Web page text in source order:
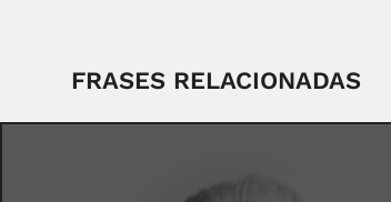
FRASES RELACIONADAS